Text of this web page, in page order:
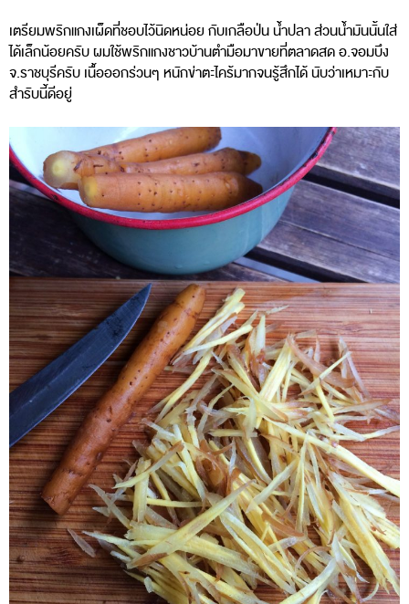
เตรียมพริกแกงเผ็ดที่ชอบไว้นิดหน่อย กับเกลือป่น น้ำปลา ส่วนน้ำมันนั้นใส่
ได้เล็กน้อยครับ ผมใช้พริกแกงชาวบ้านตำมือมาขายที่ตลาดสด อ.จอมบึง
จ.ราชบุรีครับ เนื้อออกร่วนๆ หนักข่าตะไคร้มากจนรู้สึกได้ นับว่าเหมาะกับ
สำรับนี้ดีอยู่